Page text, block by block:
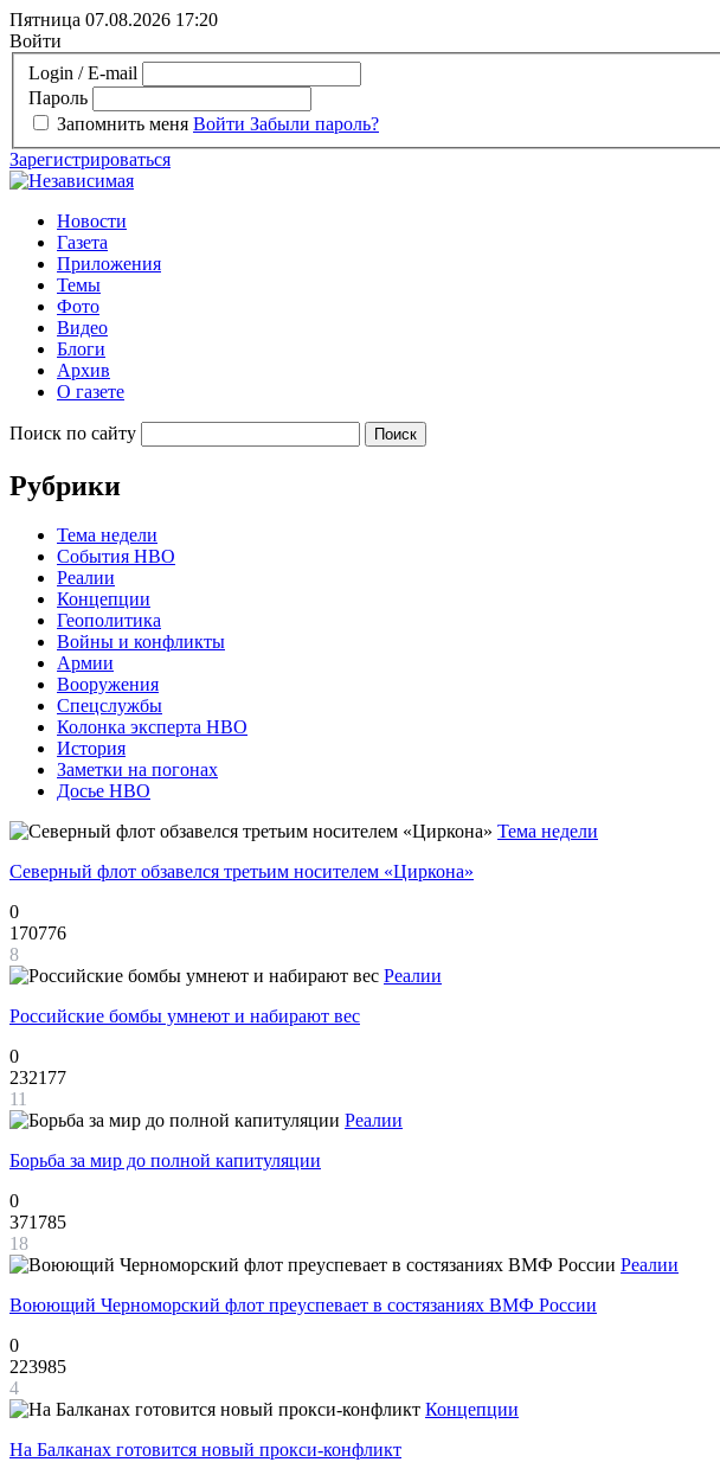
Пятница 07.08.2026 17:20
Войти
Login / E-mail
Пароль
Запомнить меня Войти Забыли пароль?
Зарегистрироваться
Новости
Газета
Приложения
Темы
Фото
Видео
Блоги
Архив
О газете
Поиск по сайту
Рубрики
Тема недели
События НВО
Реалии
Концепции
Геополитика
Войны и конфликты
Армии
Вооружения
Спецслужбы
Колонка эксперта НВО
История
Заметки на погонах
Досье НВО
Тема недели
Северный флот обзавелся третьим носителем «Циркона»
0
170776
8
Реалии
Российские бомбы умнеют и набирают вес
0
232177
11
Реалии
Борьба за мир до полной капитуляции
0
371785
18
Реалии
Воюющий Черноморский флот преуспевает в состязаниях ВМФ России
0
223985
4
Концепции
На Балканах готовится новый прокси-конфликт